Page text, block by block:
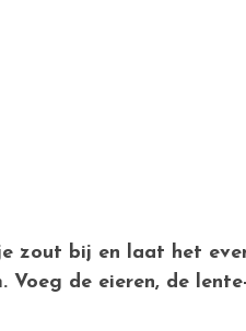
zout bij en laat het
de eieren, de